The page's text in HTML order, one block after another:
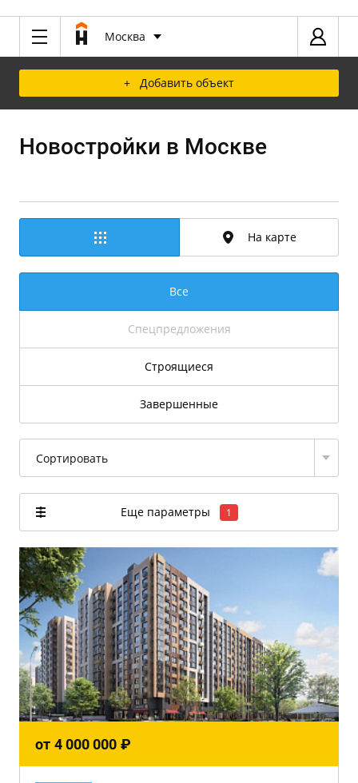
Москва
+ Добавить объект
Новостройки в Москве
На карте
Все
Спецпредложения
Строящиеся
Завершенные
Сортировать
Еще параметры 1
от 4 000 000 ₽